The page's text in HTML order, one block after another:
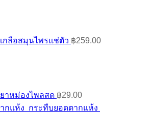
เกลือสมุนไพรแช่ตัว ฿259.00
ยาหม่องไพลสด ฿29.00
กระทืบยอดตากแห้ง